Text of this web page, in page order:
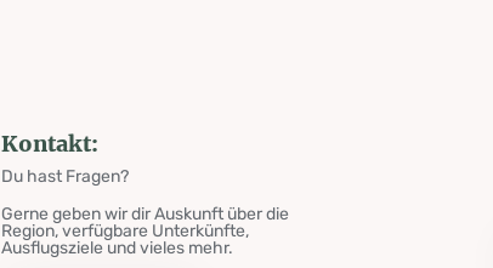
Kontakt:
Du hast Fragen?
Gerne geben wir dir Auskunft über die
Region, verfügbare Unterkünfte,
Ausflugsziele und vieles mehr.